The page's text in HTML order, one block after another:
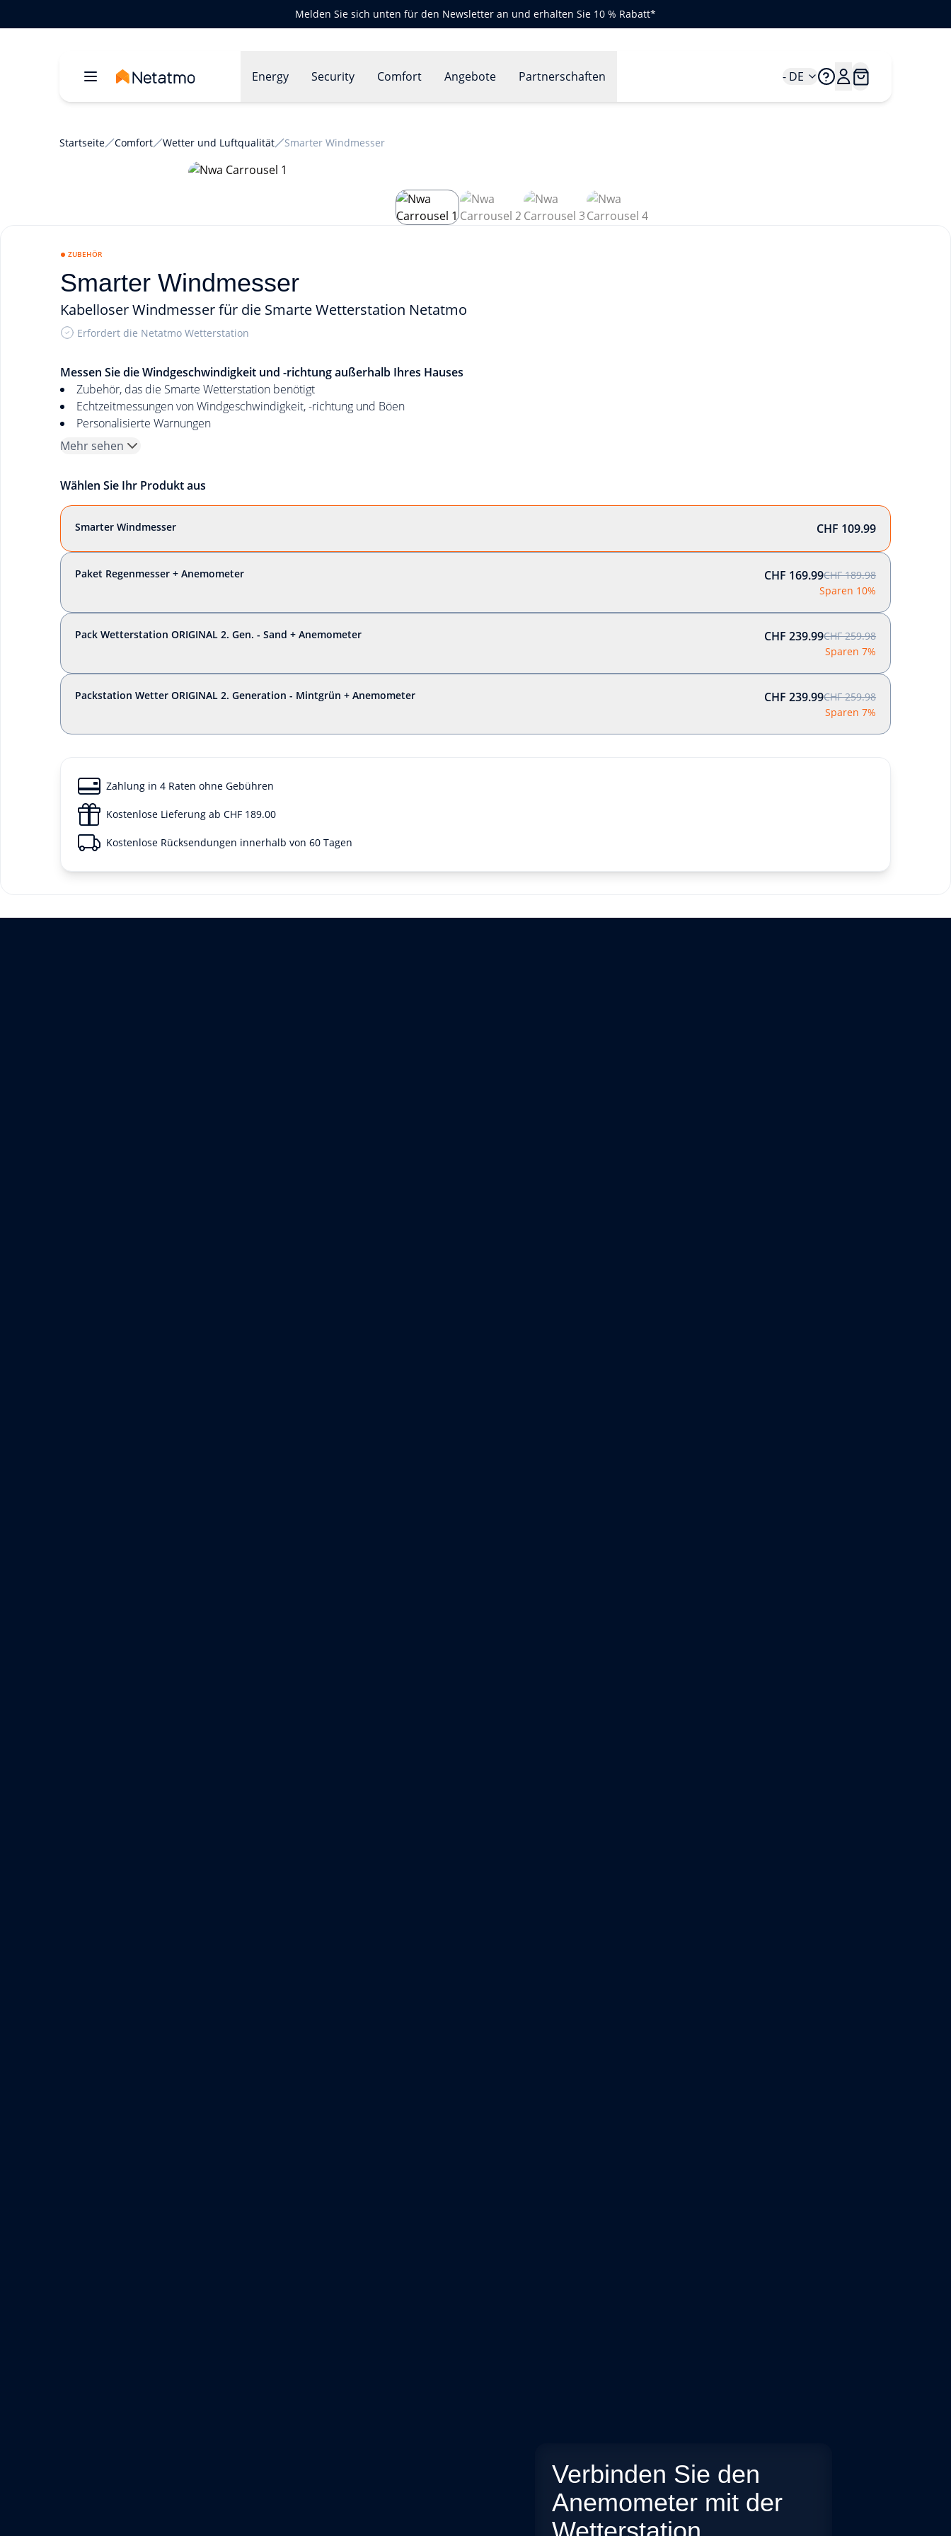
Melden Sie sich unten für den Newsletter an und erhalten Sie 10 % Rabatt*
Energy Security Comfort Angebote Partnerschaften - DE
Startseite Comfort Wetter und Luftqualität Smarter Windmesser
ZUBEHÖR
Smarter Windmesser
Kabelloser Windmesser für die Smarte Wetterstation Netatmo
Erfordert die Netatmo Wetterstation
Messen Sie die Windgeschwindigkeit und -richtung außerhalb Ihres Hauses
Zubehör, das die Smarte Wetterstation benötigt
Echtzeitmessungen von Windgeschwindigkeit, -richtung und Böen
Personalisierte Warnungen
Mehr sehen
Wählen Sie Ihr Produkt aus
Smarter Windmesser CHF 109.99
Paket Regenmesser + Anemometer CHF 169.99CHF 189.98
Sparen 10%
Pack Wetterstation ORIGINAL 2. Gen. - Sand + Anemometer CHF 239.99CHF 259.98
Sparen 7%
Packstation Wetter ORIGINAL 2. Generation - Mintgrün + Anemometer CHF 239.99CHF 259.98
Sparen 7%
Zahlung in 4 Raten ohne Gebühren
Kostenlose Lieferung ab CHF 189.00
Kostenlose Rücksendungen innerhalb von 60 Tagen
Verbinden Sie den
Anemometer mit der